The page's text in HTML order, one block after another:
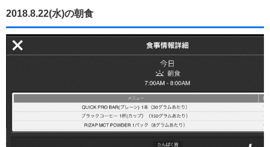
2018.8.22(水)の朝食